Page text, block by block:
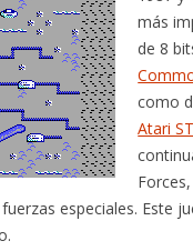
más
de 8
como
Atari ST
especiales. Este